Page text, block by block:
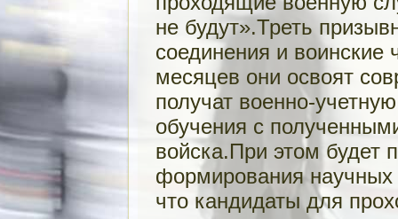
не будут».Треть
соединения и воинские
месяцев они освоят
получат военно-
обучения с
войска.При этом будет
формирования научных
что кандидаты для